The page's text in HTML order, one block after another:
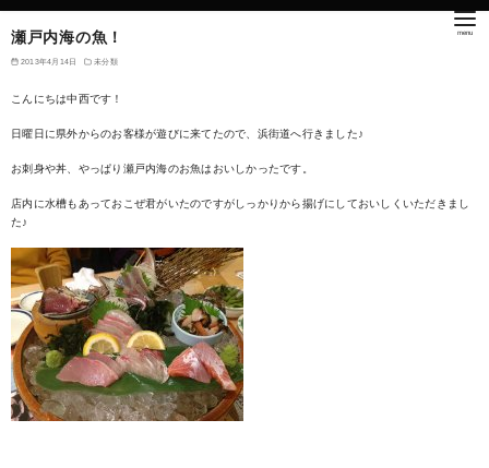
瀬戸内海の魚！
2013年4月14日 未分類
こんにちは中西です！
日曜日に県外からのお客様が遊びに来てたので、浜街道へ行きました♪
お刺身や丼、やっぱり瀬戸内海のお魚はおいしかったです。
店内に水槽もあっておこぜ君がいたのですがしっかりから揚げにしておいしくいただきまし
た♪